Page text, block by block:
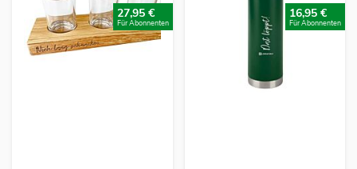
27,95 €
Für Abonnenten
16,95 €
Für Abonnenten